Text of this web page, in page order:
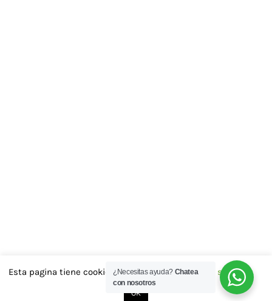
Esta pagina tiene cookies las aceptas..? Cookie settings
OK
¿Necesitas ayuda? Chatea
con nosotros